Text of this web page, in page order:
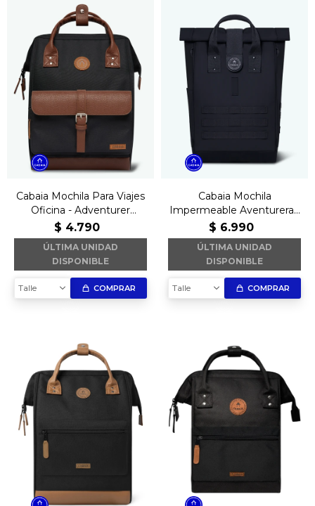
Cabaia Mochila Para Viajes
Oficina - Adventurer
Managua
$ 4.790
ÚLTIMA UNIDAD
DISPONIBLE
Talle COMPRAR
Cabaia Mochila
Impermeable Aventurera -
Explorer Wellington
$ 6.990
ÚLTIMA UNIDAD
DISPONIBLE
Talle COMPRAR